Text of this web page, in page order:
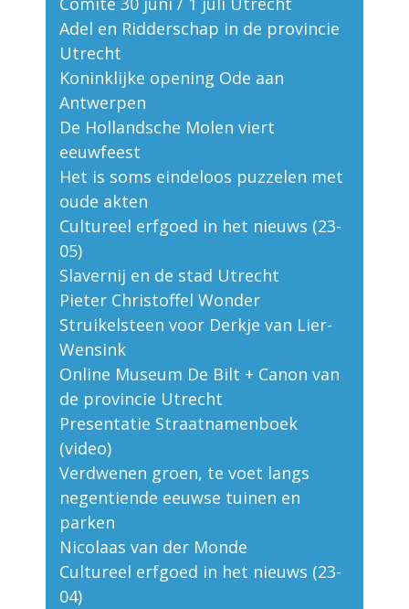
Adel en Ridderschap in de provincie
Utrecht
Koninklijke opening Ode aan
Antwerpen
De Hollandsche Molen viert
eeuwfeest
Het is soms eindeloos puzzelen met
oude akten
Cultureel erfgoed in het nieuws (23-
05)
Slavernij en de stad Utrecht
Pieter Christoffel Wonder
Struikelsteen voor Derkje van Lier-
Wensink
Online Museum De Bilt + Canon van
de provincie Utrecht
Presentatie Straatnamenboek
(video)
Verdwenen groen, te voet langs
negentiende eeuwse tuinen en
parken
Nicolaas van der Monde
Cultureel erfgoed in het nieuws (23-
04)